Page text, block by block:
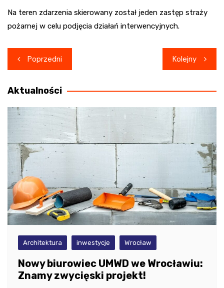
Na teren zdarzenia skierowany został jeden zastęp straży
pożarnej w celu podjęcia działań interwencyjnych.
Nawigacja
wpisu
Poprzedni Kolejny
Aktualności
Architektura inwestycje Wrocław
Nowy biurowiec UMWD we Wrocławiu:
Znamy zwycięski projekt!